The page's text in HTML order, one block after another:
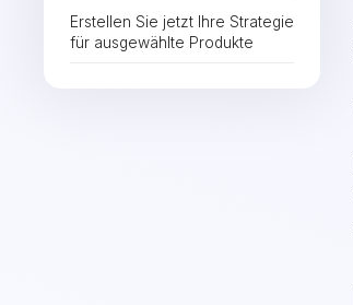
Erstellen Sie jetzt Ihre Strategie
für ausgewählte Produkte